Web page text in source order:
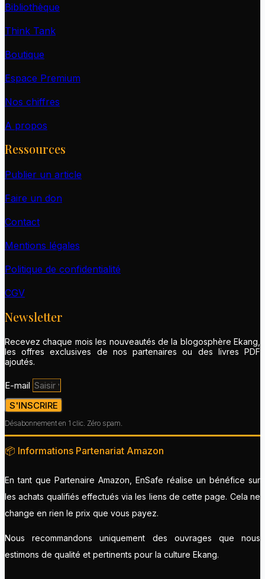
Bibliothèque
Think Tank
Boutique
Espace Premium
Nos chiffres
A propos
Ressources
Publier un article
Faire un don
Contact
Mentions légales
Politique de confidentialité
CGV
Newsletter
Recevez chaque mois les nouveautés de la blogosphère Ekang,
les offres exclusives de nos partenaires ou des livres PDF
ajoutés.
E-mail
S'INSCRIRE
Désabonnement en 1 clic. Zéro spam.
📦 Informations Partenariat Amazon
En tant que Partenaire Amazon, EnSafe réalise un bénéfice sur
les achats qualifiés effectués via les liens de cette page. Cela ne
change en rien le prix que vous payez.
Nous recommandons uniquement des ouvrages que nous
estimons de qualité et pertinents pour la culture Ekang.